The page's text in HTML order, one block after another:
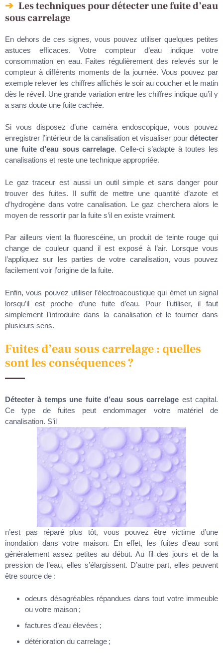
Les techniques pour détecter une fuite d’eau
sous carrelage
En dehors de ces signes, vous pouvez utiliser quelques petites
astuces efficaces. Votre compteur d’eau indique votre
consommation en eau. Faites régulièrement des relevés sur le
compteur à différents moments de la journée. Vous pouvez par
exemple relever les chiffres affichés le soir au coucher et le matin
dès le réveil. Une grande variation entre les chiffres indique qu’il y
a sans doute une fuite cachée.
Si vous disposez d’une caméra endoscopique, vous pouvez
enregistrer l’intérieur de la canalisation et visualiser pour détecter
une fuite d’eau sous carrelage. Celle-ci s’adapte à toutes les
canalisations et reste une technique appropriée.
Le gaz traceur est aussi un outil simple et sans danger pour
trouver des fuites. Il suffit de mettre une quantité d’azote et
d’hydrogène dans votre canalisation. Le gaz cherchera alors le
moyen de ressortir par la fuite s’il en existe vraiment.
Par ailleurs vient la fluorescéine, un produit de teinte rouge qui
change de couleur quand il est exposé à l’air. Lorsque vous
l’appliquez sur les parties de votre canalisation, vous pouvez
facilement voir l’origine de la fuite.
Enfin, vous pouvez utiliser l’électroacoustique qui émet un signal
lorsqu’il est proche d’une fuite d’eau. Pour l’utiliser, il faut
simplement l’introduire dans la canalisation et le tourner dans
plusieurs sens.
Fuites d’eau sous carrelage : quelles
sont les conséquences ?
Détecter à temps une fuite d’eau sous carrelage est capital.
Ce type de fuites peut endommager votre matériel de
canalisation. S’il
n’est pas réparé plus tôt, vous pouvez être victime d’une
inondation dans votre maison. En effet, les fuites d’eau sont
généralement assez petites au début. Au fil des jours et de la
pression de l’eau, elles s’élargissent. D’autre part, elles peuvent
être source de :
odeurs désagréables répandues dans tout votre immeuble
ou votre maison ;
factures d’eau élevées ;
détérioration du carrelage ;